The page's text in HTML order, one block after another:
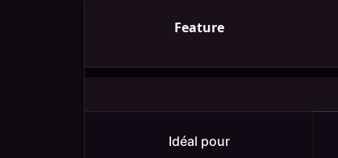
modèles
Feature
Idéal pour